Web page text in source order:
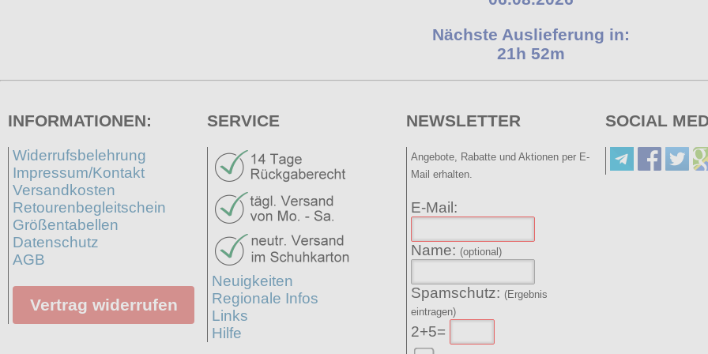
Nächste Auslieferung in:
21h 52m
INFORMATIONEN:
Widerrufsbelehrung
Impressum/Kontakt
Versandkosten
Retourenbegleitschein
Größentabellen
Datenschutz
AGB
Vertrag widerrufen
SERVICE
Neuigkeiten
Regionale Infos
Links
Hilfe
NEWSLETTER
Angebote, Rabatte und Aktionen per E-
Mail erhalten.
E-Mail:
Name: (optional)
Spamschutz: (Ergebnis
eintragen)
2+5=
SOCIAL